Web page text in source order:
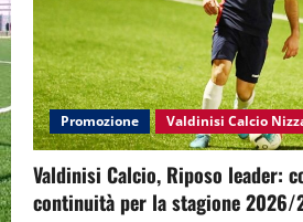
Promozione Valdinisi Calcio
Valdinisi Calcio, Riposo leader:
continuità per la stagione 2026/